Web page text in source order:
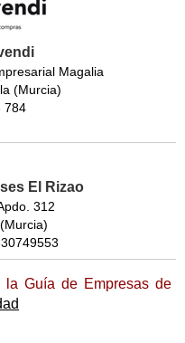
Magalia
(Murcia)
784
El Rizao
312
la Guía de Empresas de